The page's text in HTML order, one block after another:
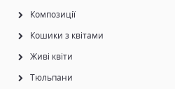
Композиції
Кошики з квітами
Живі квіти
Тюльпани